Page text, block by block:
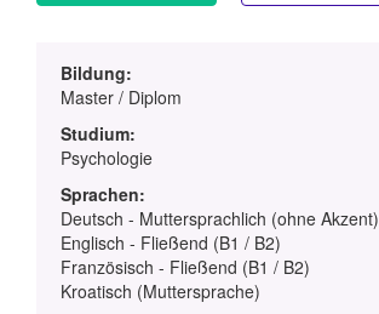
Bildung:
Master / Diplom
Studium:
Psychologie
Sprachen:
Deutsch - Muttersprachlich (ohne Akzent)
Englisch - Fließend (B1 / B2)
Französisch - Fließend (B1 / B2)
Kroatisch (Muttersprache)